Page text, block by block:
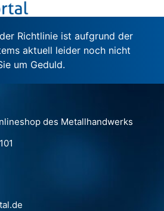
Richtlinie ist aufgrund der
aktuell leider noch nicht
um Geduld.
des Metallhandwerks